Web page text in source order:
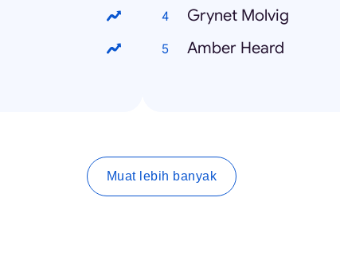
Grynet Molvig
Amber Heard
Muat lebih banyak